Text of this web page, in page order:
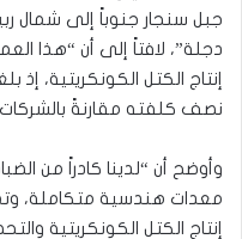
جبل سنجار جنوباً إلى شمال
دجلة”، لافتاً إلى أن “هذا
إنتاج الكتل الكونكريتية،
نصف كلفته مقارنةً
وأوضح أن “لدينا كادراً من
معدات هندسية متكاملة،
إنتاج الكتل الكونكريتية